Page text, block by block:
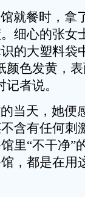
就餐时，拿
细心的张女
的大塑料袋
颜色发黄，
者说。
当天，她便
含有任何刺
里“不干净”
，都是在用